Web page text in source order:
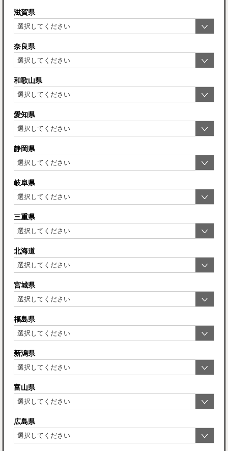
滋賀県
奈良県
和歌山県
愛知県
静岡県
岐阜県
三重県
北海道
宮城県
福島県
新潟県
富山県
広島県